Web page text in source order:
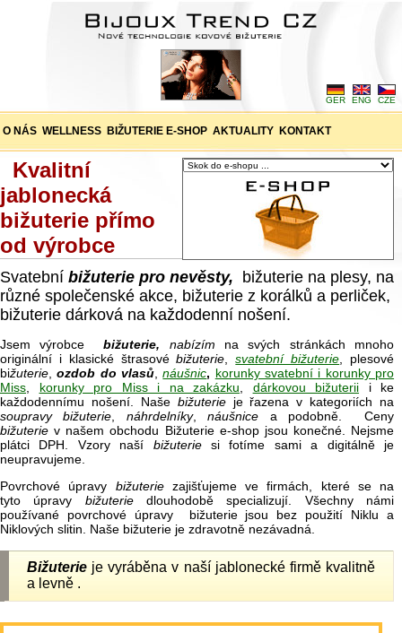
CZE
ENG
GER
O NÁS WELLNESS BIŽUTERIE E-SHOP AKTUALITY KONTAKT
Kvalitní
jablonecká
bižuterie přímo
od výrobce
Svatební bižuterie pro nevěsty, bižuterie na plesy, na
různé společenské akce, bižuterie z korálků a perliček,
bižuterie dárková na každodenní nošení.
Jsem výrobce bižuterie, nabízím na svých stránkách mnoho
originální i klasické štrasovébižuterie ,svatební bižuterie , plesové
bižuterie ,ozdob do vlasů ,náušnic, korunky svatební i korunky pro
Miss
korunky pro Miss i na zakázku dárkovou bižuterii i ke
každodennímu nošení. Naše bižuterieje řazena v kategoriích na
soupravy bižuterie
náhrdelníky,náušnice a podobně. Ceny
bižuterie v našem obchodu Bižuterie e-shop jsou konečné. Nejsme
plátci DPH. Vzory naší bižuteriesi fotíme sami a digitálně je
neupravujeme.
Povrchové úpravy bižuteriezajišťujeme ve firmách, které se na
tyto úpravy bižuteriedlouhodobě specializují. Všechny námi
používané povrchové úpravy bižuterie jsou bez použití Niklu a
Niklových slitin. Naše bižuterie je zdravotně nezávadná.
Bižuterie je vyráběna v naší jablonecké firmě kvalitně
a levně .